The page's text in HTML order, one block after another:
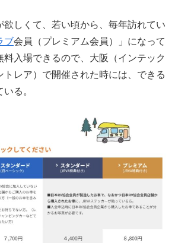
欲しくて、若い頃から、毎年訪れてい
ブ会員（プレミアム会員）」になって
入場できるので、大阪（インテック
トレア）で開催された時には、できる
る。